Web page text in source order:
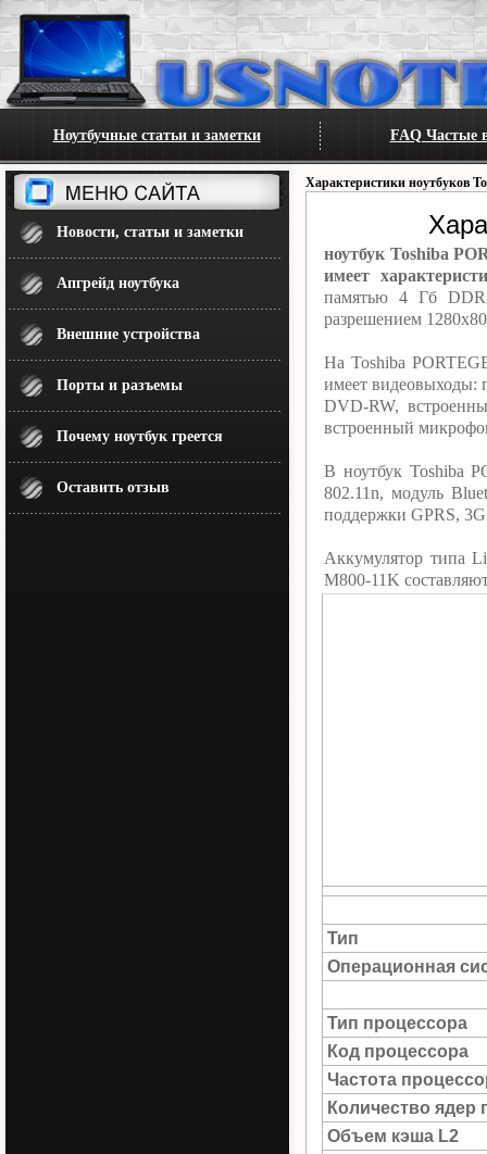
Ноутбучные статьи и заметки FAQ Частые
Новости, статьи и заметки
Апгрейд ноутбука
Внешние устройства
Порты и разъемы
Почему ноутбук греется
Оставить отзыв
Характеристики ноутбуков
ноутбук Toshiba
имеет
памятью 4 Гб
разрешением
На Toshiba
имеет видеовыходы:
DVD-RW,
встроенный
В ноутбук Toshiba
802.11n, модуль
поддержки GPRS,
Аккумулятор типа
M800-11K
Тип
Операционная
Тип процессора
Код процессора
Частота
Количество ядер
Объем кэша L2